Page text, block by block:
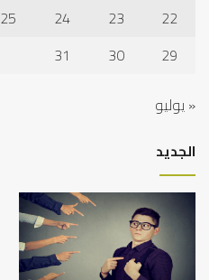
22
23
24
25
29
30
31
« يوليو
الجديد